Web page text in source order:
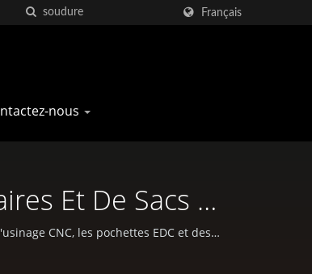
Français
nous
Et De Sacs À
CNC, les pochettes EDC et des